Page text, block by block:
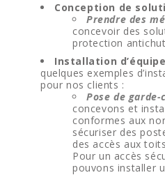
Conception de
Prendre des
concevoir des
protection
Installation
quelques exemples
pour nos clients :
Pose de garde-
concevons et
conformes aux
sécuriser des
des accès aux
Pour un accès
pouvons installer